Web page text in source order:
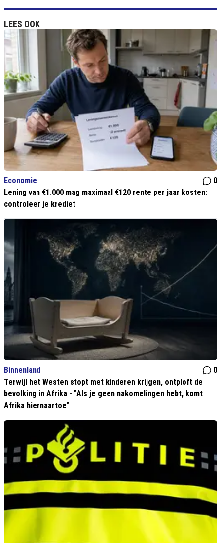
LEES OOK
Economie
0
Lening van €1.000 mag maximaal €120 rente per jaar kosten:
controleer je krediet
Binnenland
0
Terwijl het Westen stopt met kinderen krijgen, ontploft de
bevolking in Afrika - "Als je geen nakomelingen hebt, komt
Afrika hiernaartoe"